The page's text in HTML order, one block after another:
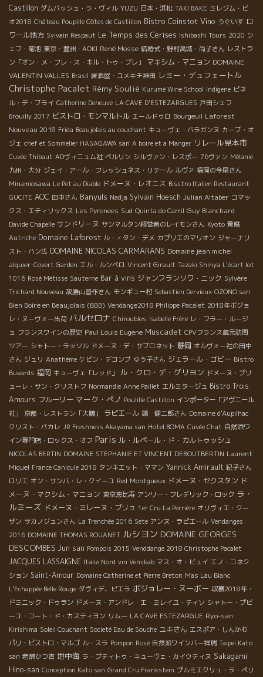
Castillon ダムバッシュ・ラ・ヴィル YUZU 日本・浜松 TAKI BAKE ミレジム・ビ
オ2018 Château Poupille Côtes de Castillon Bistro Coinstot Vino うぐいす ロ
ワール地方 Syivain Respaut Le Temps des Cerises Ishibashi Tours 2020 シ
ェフ・菊池 東京・豊洲・AOKI René Mosse 結婚式・野村高城・尚子さん レストラ
ン「オン・メ・フレ・ス・キル・トゥ・プレ」
マキシム・マニョン DOMAINE
VALENTIN VALLES Brasil 居酒屋・ユメキチ神田 レミー・デュフェートル
Christophe Pacalet Rémy Soulié Kurumé Wine School Indigene ピネ
ル・デ・ブライ Catherine Deneuve LA CAVE D’ESTEZARGUES 戸田シェフ
Brouilly 2017 ビストロ・モンマルトル エールドゥロ Bourgeuil Laforest
Nouveau 2018 Frida Beaujolais au couchant キューヴェ・バラガンヌ カーブ・オ
ジェ chef et Sommelier HASAGAWA san A boire et a Manger リレール見本市
Cuvée Thibaut ADヴィニュム社 ベルリン シルヴァン・レスポー 76ヴァン Mélanie
九州・大分 ジェイ・アール・フレッシュネス・リテール ルヴァ 福岡の今尾さん
Minamiosawa Le Pet au Diable ドメーヌ・レオニス Bisstro Italien Restaurant
GUCITE AOC 田中さん Banyuls Nadja Sylvain Hoesch Julian Altaber コマッ
クス・エティリックス Les Pyrenees Sud Quinta do Carril Guy Blanchard
Davide Chapelle サンドリーヌ サンマルタン経営者のレイモンさん Kyoto 貴腐
Autriche Domaine Laforest ル・ｒタン・デメ カプリエのマリオン ジャーナリ
スト・ハン氏 DOMAINE NICOLAS CARMARANS Domaine jean michel
alquier Covert Garden エル・ルンベロ Vincent Girault Tazaki Shinya L'écart lot
1016 Rosé Métisse Sauterne Bar à vins ジャンフランソワ・ニック Sylvère
Trichard Nouveau 故勝山晋作さん モンギュー村 Sebastien Dervieux OZONO san
Bien Boire en Beaujolais (BBB) Vendange2018 Philippe Pacalet 2018年ボジョ
レ・ヌーヴォー出荷 バルセロナ Chiroubles Isabelle Frère レ・フラー・ルージ
ュ フランスワインの歴史 Paul Louis Eugene Muscadet CPVフランス蔵元訪問
ツアー シャトー・ラッソル ドメーヌ・デ・サブロネット 静岡 オルヴォー社の田中
さん ジュリ Anathème ケビン・デコンブ ゆう子さん ジェラール・ゴビー Bistro
Buvards 福岡 キューヴェ「レッド」 ル・クロ・デ・グリヨン ドメーヌ・プリ
ューレ・サン・クリストフ Normandie Anne Paillet エルミタージュ Bistro Trois
Amours フルーリー マーク・ペノ Poulille Castillon インポーター「アヴニール
社」
京都・レストラン「大鵬」 ラピエール 鏡 健二郎さん Domaine d'Aupilhac
クリスト・パカレ JR Freshness Akayama san Hotel BOMA Cuvée Chat 自然派ワ
イン専門店・ロックス・オフ Paris ル・ルペール・ド・カルトゥッシュ
NICOLAS BERTIN DOMAINE STEPHANIE ET VINCENT DEBOUTBERTIN Laurent
Miquel France Canicule 2018 タンキエット・ママン Yannick Amirault 紀子さん
ロリエ オン・サンバ・レ・クイーユ Red Montgueux ドメーヌ・セクスタン ド
メーヌ・マクシム・マニョン 東京恵比寿 アンリー・フレデリック・ロック ラ・
ルミーズ ドメーヌ・ミレーヌ・ブリュ 1er Cru La Perrière オリヴィエ・クー
ザン サカノジュンさん La Trenchée 2016 Sete アンヌ・ラピエール Vendanges
2016 DOMAINE THOMAS ROUANET ルシヨン DOMAINE GEORGES
DESCOMBES Jun san Pompois 2015 Venddange 2018 Christophe Pacalet
JACQUES LASSAIGNE Italie Nord vin Venskab マス・オ・ビュイ エノ・コネク
ション Saint-Amour Domaine Catherine et Pierre Breton Mas Lau Blanc
L'Echappée Belle Rouge ダヴィデ、ピエラ ボジョレー・ヌーボー 収穫2018年・
ドミニック・ドゥラン ドメーヌ・アンドレ・エ・ミレイユ・ティソ シャトー・プピ
ーユ・コート・ド・カスティヨン リムー LA CAVE ESTEZARGUE Ryo-san
Kirishima Soleil Couchant Societé Eau de Souche ユキさん エスポア・しんかわ
パリ・ビストロ・マルゴ ル・スラ Pompon Rosé 自然派ワインバー祥瑞 Taipei Kato
san 老舗かつ吉 地中海 ラ・プティトゥ・キューヴェ・カイウティヌ Sakagami
Hino-san Conception Kato san Grand Cru Frankstein プルミエクリュ・ラ・ペリ